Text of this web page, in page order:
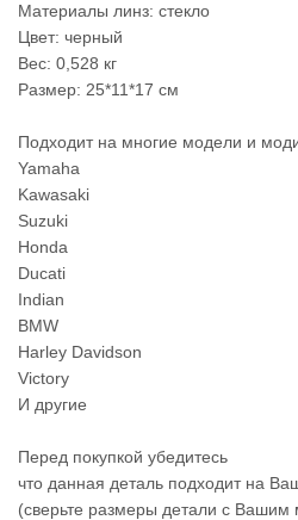
Материалы линз: стекло
Цвет: черный
Вес: 0,528 кг
Размер: 25*11*17 см
Подходит на многие модели и
Yamaha
Kawasaki
Suzuki
Honda
Ducati
Indian
BMW
Harley Davidson
Victory
И другие
Перед покупкой убедитесь
что данная деталь подходит на
(сверьте размеры детали с Вашим